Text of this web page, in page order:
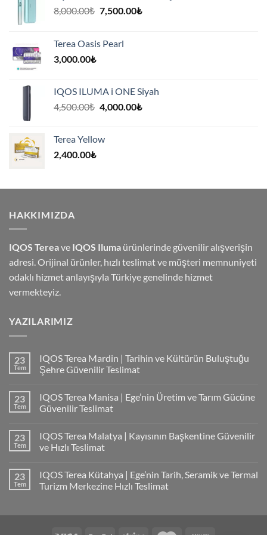
8,000.00₺ Orijinal
7,500.00₺Şu
Terea Oasis Pearl
3,000.00₺
IQOS ILUMA i ONE Siyah
4,500.00₺ Orijinal
4,000.00₺Şu
Terea Yellow
2,400.00₺
HAKKIMIZDA
IQOS Tereave IQOS Iluma ürünlerinde güvenilir alışverişin
adresi. Orijinal ürünler, hızlı teslimat ve müşteri memnuniyeti
odaklı hizmet anlayışıyla Türkiye genelinde hizmet
vermekteyiz.
YAZILARIMIZ
23
Tem
IQOS Terea Mardin | Tarihin ve Kültürün Buluştuğu
Şehre Güvenilir Teslimat
23
Tem
IQOS Terea Manisa | Ege’nin Üretim ve Tarım Gücüne
Güvenilir Teslimat
23
Tem
IQOS Terea Malatya | Kayısının Başkentine Güvenilir
ve Hızlı Teslimat
23
Tem
IQOS Terea Kütahya | Ege’nin Tarih, Seramik ve Termal
Turizm Merkezine Hızlı Teslimat